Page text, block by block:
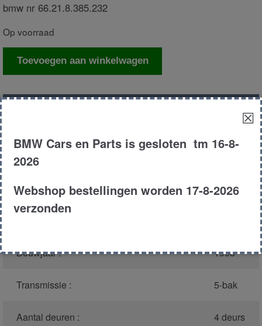
bmw nr 66.21.8.385.232
Op voorraad
Computer
controle
Toevoegen aan winkelwagen
Model :
Carroserie : Touring
Bouwjaar : 1998
Transmissie : 5-bak
Aantal deuren : 4 deurs
☒
BMW Cars en Parts is gesloten tm 16-8-
2026
Webshop bestellingen worden 17-8-2026
verzonden